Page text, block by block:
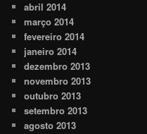
abril 2014
março 2014
fevereiro 2014
janeiro 2014
dezembro 2013
novembro 2013
outubro 2013
setembro 2013
agosto 2013